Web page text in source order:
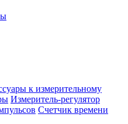
к измерительному
Измеритель-регулятор
Счетчик времени